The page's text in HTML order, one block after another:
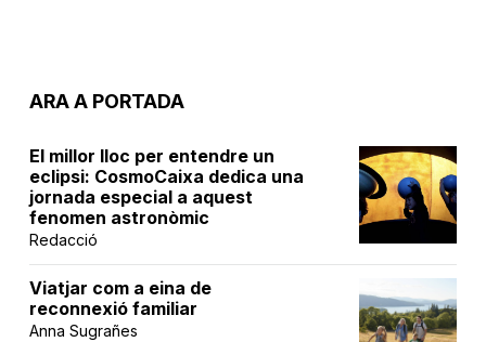
ARA A PORTADA
El millor lloc per entendre un
eclipsi: CosmoCaixa dedica una
jornada especial a aquest
fenomen astronòmic
Redacció
Viatjar com a eina de
reconnexió familiar
Anna Sugrañes